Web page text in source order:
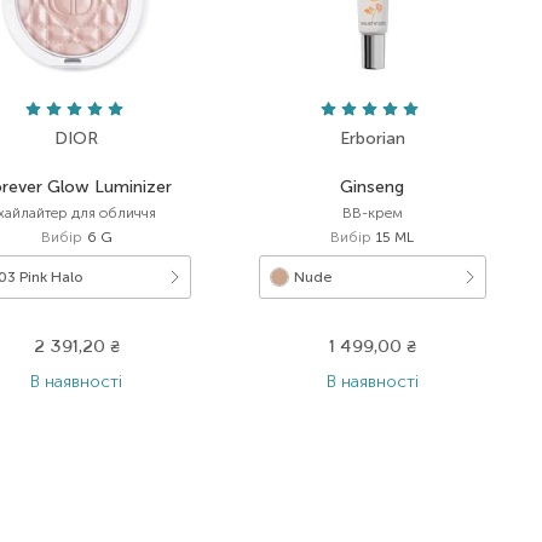
DIOR
Glow Luminizer
для обличчя
Вибір 6 G
Pink Halo
2 391,20 ₴
В наявності
Erborian
Ginseng
BB-крем
Вибір 15 ML
Nude
1 499,00 ₴
В наявності